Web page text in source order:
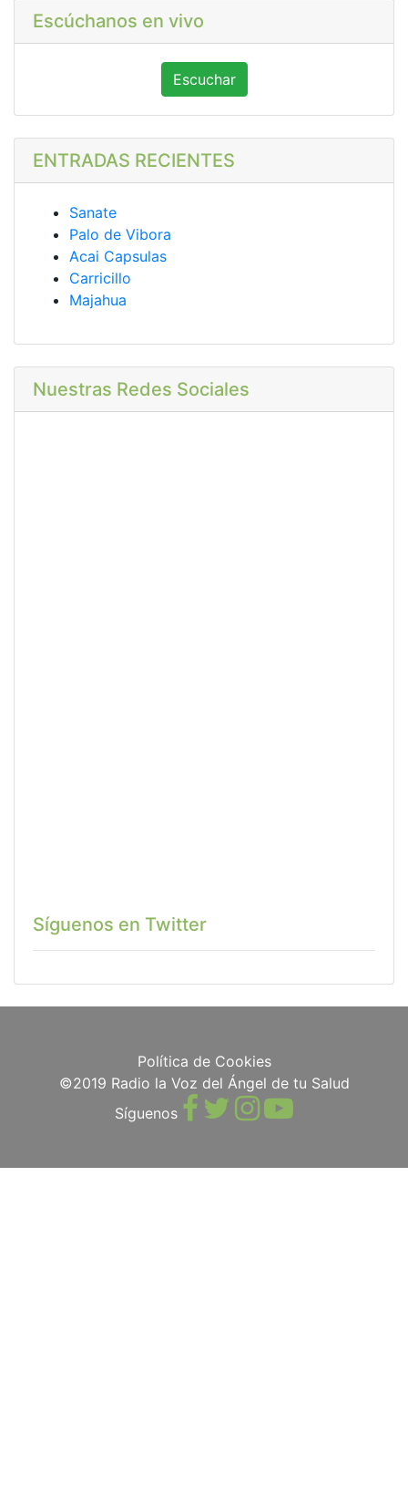
Escúchanos en vivo
Escuchar
ENTRADAS RECIENTES
Sanate
Palo de Vibora
Acai Capsulas
Carricillo
Majahua
Nuestras Redes Sociales
Síguenos en Twitter
Política de Cookies
©2019 Radio la Voz del Ángel de tu Salud
Síguenos